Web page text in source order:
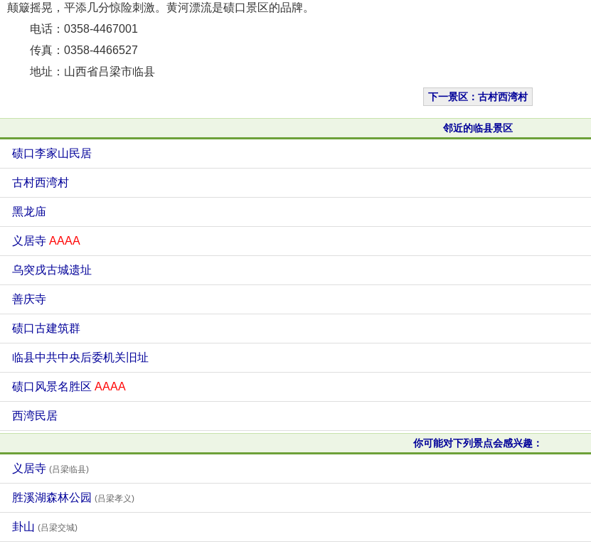
颠簸摇晃，平添几分惊险刺激。黄河漂流是碛口景区的品牌。
电话：0358-4467001
传真：0358-4466527
地址：山西省吕梁市临县
下一景区：古村西湾村
邻近的临县景区
碛口李家山民居
古村西湾村
黑龙庙
义居寺 AAAA
乌突戌古城遗址
善庆寺
碛口古建筑群
临县中共中央后委机关旧址
碛口风景名胜区 AAAA
西湾民居
你可能对下列景点会感兴趣：
义居寺 (吕梁临县)
胜溪湖森林公园 (吕梁孝义)
卦山 (吕梁交城)